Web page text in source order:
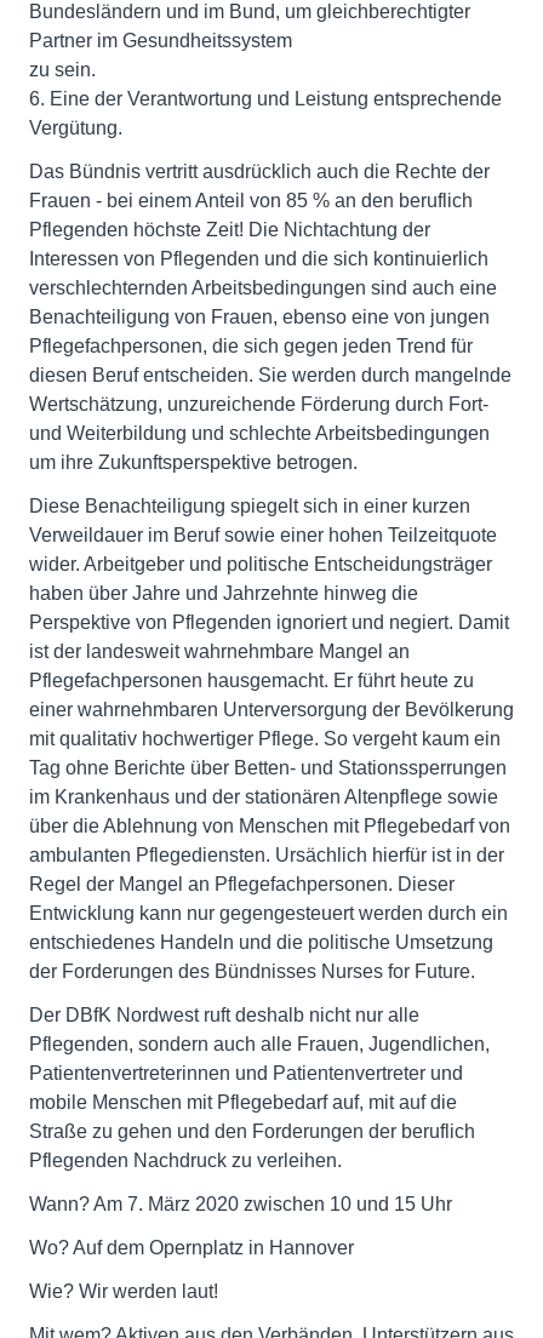
Bundesländern und im Bund, um gleichberechtigter
Partner im Gesundheitssystem
zu sein.
6. Eine der Verantwortung und Leistung entsprechende
Vergütung.
Das Bündnis vertritt ausdrücklich auch die Rechte der
Frauen - bei einem Anteil von 85 % an den beruflich
Pflegenden höchste Zeit! Die Nichtachtung der
Interessen von Pflegenden und die sich kontinuierlich
verschlechternden Arbeitsbedingungen sind auch eine
Benachteiligung von Frauen, ebenso eine von jungen
Pflegefachpersonen, die sich gegen jeden Trend für
diesen Beruf entscheiden. Sie werden durch mangelnde
Wertschätzung, unzureichende Förderung durch Fort-
und Weiterbildung und schlechte Arbeitsbedingungen
um ihre Zukunftsperspektive betrogen.
Diese Benachteiligung spiegelt sich in einer kurzen
Verweildauer im Beruf sowie einer hohen Teilzeitquote
wider. Arbeitgeber und politische Entscheidungsträger
haben über Jahre und Jahrzehnte hinweg die
Perspektive von Pflegenden ignoriert und negiert. Damit
ist der landesweit wahrnehmbare Mangel an
Pflegefachpersonen hausgemacht. Er führt heute zu
einer wahrnehmbaren Unterversorgung der Bevölkerung
mit qualitativ hochwertiger Pflege. So vergeht kaum ein
Tag ohne Berichte über Betten- und Stationssperrungen
im Krankenhaus und der stationären Altenpflege sowie
über die Ablehnung von Menschen mit Pflegebedarf von
ambulanten Pflegediensten. Ursächlich hierfür ist in der
Regel der Mangel an Pflegefachpersonen. Dieser
Entwicklung kann nur gegengesteuert werden durch ein
entschiedenes Handeln und die politische Umsetzung
der Forderungen des Bündnisses Nurses for Future.
Der DBfK Nordwest ruft deshalb nicht nur alle
Pflegenden, sondern auch alle Frauen, Jugendlichen,
Patientenvertreterinnen und Patientenvertreter und
mobile Menschen mit Pflegebedarf auf, mit auf die
Straße zu gehen und den Forderungen der beruflich
Pflegenden Nachdruck zu verleihen.
Wann? Am 7. März 2020 zwischen 10 und 15 Uhr
Wo? Auf dem Opernplatz in Hannover
Wie? Wir werden laut!